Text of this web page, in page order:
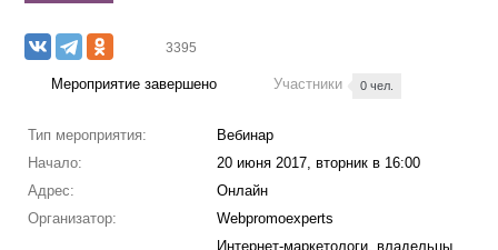
3395
Мероприятие завершено Участники 0 чел.
Тип мероприятия:
Вебинар
Начало:
20 июня 2017, вторник в 16:00
Адрес:
Онлайн
Организатор:
Webpromoexperts
Интернет-маркетологи, владельцы